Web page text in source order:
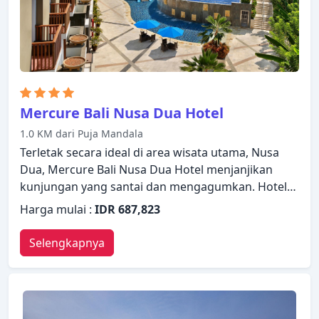
Mercure Bali Nusa Dua Hotel
1.0 KM dari Puja Mandala
Terletak secara ideal di area wisata utama, Nusa
Dua, Mercure Bali Nusa Dua Hotel menjanjikan
kunjungan yang santai dan mengagumkan. Hotel
ini memiliki segala yang dibutuhkan untuk
menginap dengan nyaman. Manfaatkan layanan
kamar 24 jam, WiFi gratis di semua kamar, satpam
24 jam, layanan kebersihan harian, layanan pos
yang disediakan hotel. Beberapa kamar dirancang
dengan baik dengan adanya fasilitas televisi layar
Harga mulai : IDR 687,823
Selengkapnya